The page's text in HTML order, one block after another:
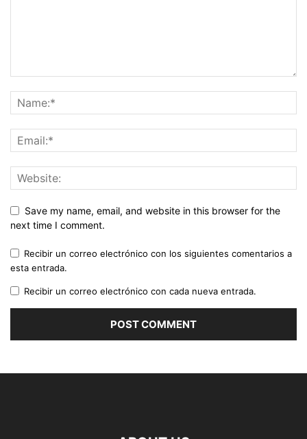
Save my name, email, and website in this browser for the
next time I comment.
Recibir un correo electrónico con los siguientes comentarios a
esta entrada.
Recibir un correo electrónico con cada nueva entrada.